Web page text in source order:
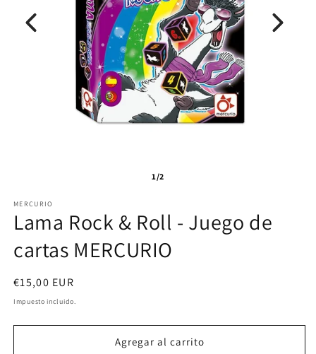
1/2
MERCURIO
Lama Rock & Roll - Juego de
cartas MERCURIO
Precio
habitual
€15,00 EUR
Impuesto incluido.
Agregar al carrito